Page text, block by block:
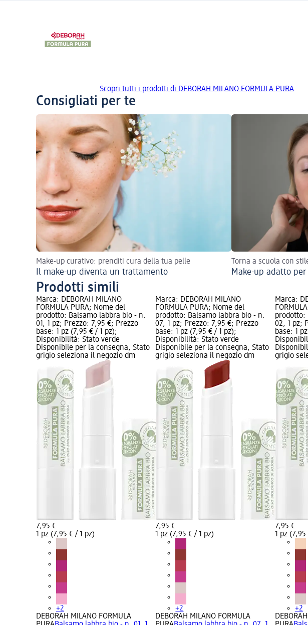
Scopri tutti i prodotti di DEBORAH MILANO FORMULA PURA
Consigliati per te
Make-up curativo: prenditi cura della tua pelle
Il make-up diventa un trattamento
Torna a scuola con
Make-up adatto
Prodotti simili
Marca: DEBORAH MILANO
FORMULA PURA; Nome del
prodotto: Balsamo labbra bio - n.
01, 1 pz; Prezzo: 7,95 €; Prezzo
base: 1 pz (7,95 € / 1 pz);
Disponibilità: Stato verde
Disponibile per la consegna, Stato
grigio seleziona il negozio dm
7,95 €
1 pz (7,95 € / 1 pz)
+2
DEBORAH MILANO FORMULA
Marca: DEBORAH MILANO
FORMULA PURA; Nome del
prodotto: Balsamo labbra bio - n.
07, 1 pz; Prezzo: 7,95 €; Prezzo
base: 1 pz (7,95 € / 1 pz);
Disponibilità: Stato verde
Disponibile per la consegna, Stato
grigio seleziona il negozio dm
7,95 €
1 pz (7,95 € / 1 pz)
+2
DEBORAH MILANO FORMULA
Marca:
prodotto:
02, 1 pz;
base: 1
grigio
7,95 €
1 pz (7,95
+2